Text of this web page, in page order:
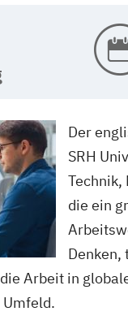
Der
SRH
Technik,
die ein
Denken,
Arbeit in